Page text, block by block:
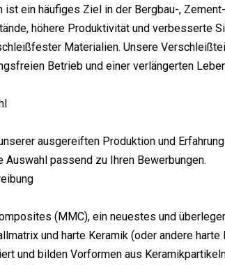
ist ein häufiges Ziel in der Bergbau-,
höhere Produktivität und verbesserte
Materialien. Unsere
Betrieb und einer verlängerten
ausgereiften Produktion und
Auswahl passend zu Ihren Bewerbungen.
(MMC), ein neuestes und
und harte Keramik (oder andere
und bilden Vorformen aus